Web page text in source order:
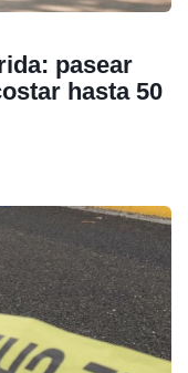
pasear
hasta 50